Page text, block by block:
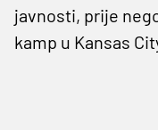
javnosti, prije
kamp u Kansas